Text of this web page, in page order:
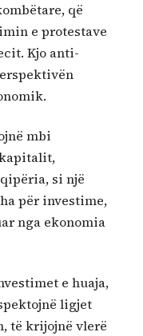
që
e protestave
Kjo anti-
mbi
si një
për investime,
nga ekonomia
e huaja,
ligjet
të krijojnë vlerë